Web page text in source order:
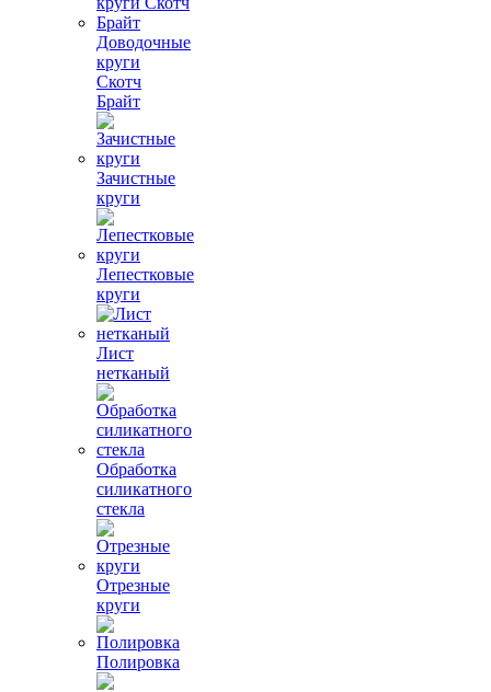
Доводочные
круги
Скотч
Брайт
Зачистные
круги
Лепестковые
круги
Лист
нетканый
Обработка
силикатного
стекла
Отрезные
круги
Полировка